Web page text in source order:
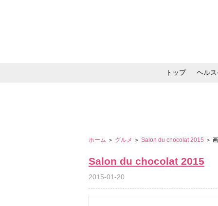
トップ ヘル
ホーム ＞ グルメ ＞ Salon du chocolat 2015 ＞
Salon du chocolat 2015
2015-01-20